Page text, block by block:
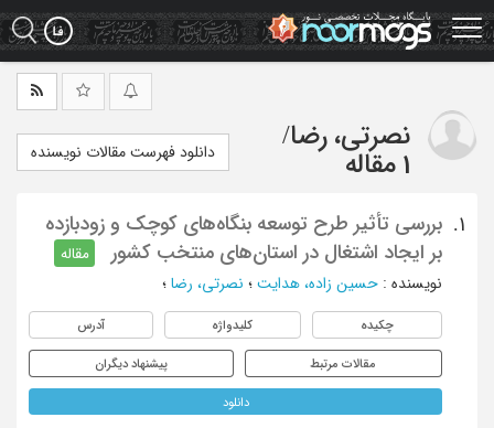
Skip
to
main
نصرتی، رضا/
1 مقاله
دانلود فهرست مقالات نویسنده
1.
بررسی تأثیر طرح توسعه بنگاه‌های کوچک و زودبازده
بر ایجاد اشتغال در استان‌های منتخب کشور
مقاله
نویسنده : حسین زاده، هدایت ؛ نصرتی، رضا ؛
چکیده کلیدواژه آدرس
مقالات مرتبط پیشنهاد دیگران
دانلود